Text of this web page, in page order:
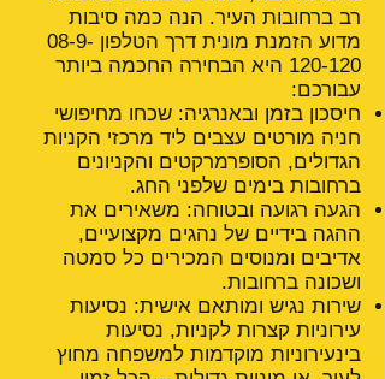
רב ברחובות העיר. הנה כמה סיבות
מדוע הזמנת מונית דרך הטלפון 08-9-
120-120 היא הבחירה החכמה ביותר
עבורכם:
חיסכון בזמן ובאנרגיה: שכחו מחיפושי
חניה מורטים עצבים ליד מרכזי הקניות
הגדולים, הסופרמרקטים והקניונים
ברחובות בימים שלפני החג.
הגעה רגועה ובטוחה: משאירים את
ההגה בידיים של נהגים מקצועיים,
אדיבים ומנוסים המכירים כל סמטה
ושכונה ברחובות.
שירות נגיש ומותאם אישית: נסיעות
עירוניות קצרות לקניות, נסיעות
בינעירוניות מוקדמות למשפחה מחוץ